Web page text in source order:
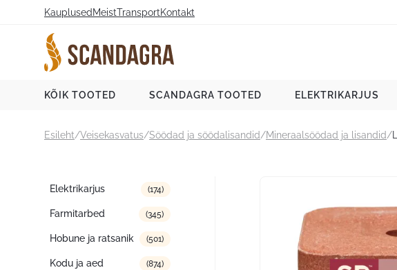
Kauplused MeistTransportKontakt
KÕIK TOOTED SCANDAGRA TOOTED ELEKTRIKARJUS
Esileht/Veisekasvatus/Söödad ja söödalisandid/Mineraalsöödad ja lisandid/
Tootekategooriad
Elektrikarjus (174)
Farmitarbed (345)
Hobune ja ratsanik (501)
Kodu ja aed (874)